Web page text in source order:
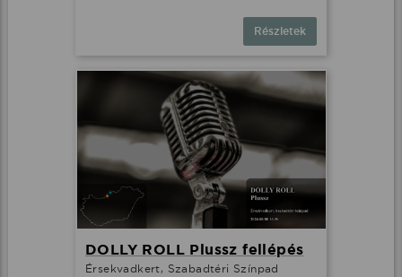
Részletek
DOLLY ROLL Plussz fellépés
Érsekvadkert, Szabadtéri Színpad